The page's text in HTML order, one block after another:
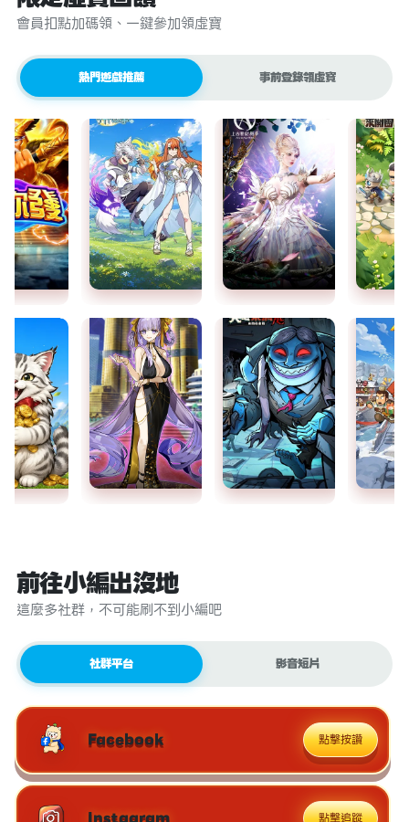
會員扣點加碼領、一鍵參加領虛寶
熱門遊戲推薦 事前登錄領虛寶
前往小編出沒地
這麼多社群，不可能刷不到小編吧
社群平台 影音短片
Facebook 點擊按讚
點擊追蹤